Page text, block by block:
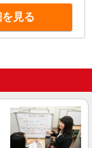
円＋一律手当
ペーン☆ 1人紹
見る